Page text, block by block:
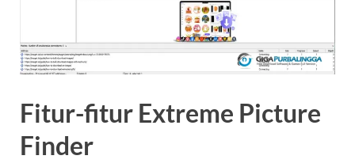
Fitur-fitur Extreme Picture
Finder